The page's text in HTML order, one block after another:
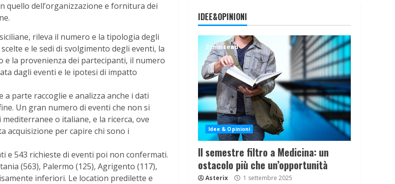
quello dell’organizzazione e fornitura dei
rileva il numero e la tipologia degli
e le sedi di svolgimento degli eventi, la
la provenienza dei partecipanti, il numero
dagli eventi e le ipotesi di impatto
parte raccoglie e analizza anche i dati
Un gran numero di eventi che non si
o italiane, e la ricerca, ove
acquisizione per capire chi sono i
e 543 richieste di eventi poi non confermati.
(563), Palermo (125), Agrigento (117),
inferiori. Le location predilette e
IDEE&OPINIONI
2 min read
Idee & Opinioni
Il semestre filtro a Medicina: un
ostacolo più che un’opportunità
Asterix 1 settembre 2025